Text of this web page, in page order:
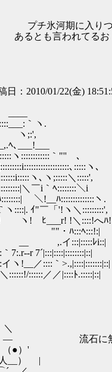
に入りつ
われてるお
日：2010/01/22(金)
ヽ.
｀"'' ､ ……
､:::::
ヽ､ヽ;:::::＼:::::',
￣i｀ﾍ::::::::＼i
＼!__ﾊ::::::::::::::ヽ.
ｲ"￣「'!ヽ＼:::::::::',
ﾋ___r! !＼::::!へﾊ!
・ﾊ:::ﾍ:::!:|
イ:::|:::::ﾚi::|
｀>.,|::::|:::::::|::|
／|::::ﾄ.:::::|::|
理じゃな
）'
|